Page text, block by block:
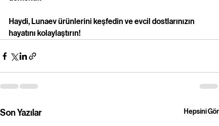
Haydi, Lunaev ürünlerini keşfedin ve evcil dostlarınızın
hayatını kolaylaştırın!
Son Yazılar Hepsini Gör